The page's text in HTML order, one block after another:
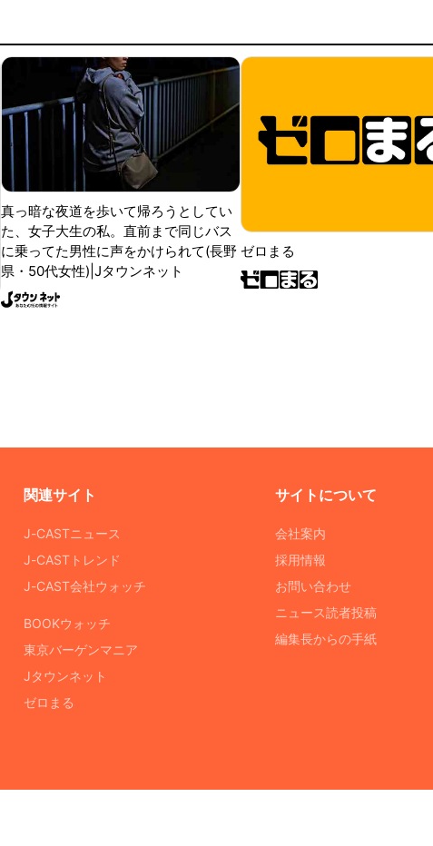
真っ暗な夜道を歩いて帰ろうとしてい
た、女子大生の私。直前まで同じバス
に乗ってた男性に声をかけられて(長野
県・50代女性)|Jタウンネット
ゼロまる
関連サイト
J-CASTニュース
J-CASTトレンド
J-CAST会社ウォッチ
BOOKウォッチ
東京バーゲンマニア
Jタウンネット
ゼロまる
サイトについて
会社案内
採用情報
お問い合わせ
ニュース読者投稿
編集長からの手紙